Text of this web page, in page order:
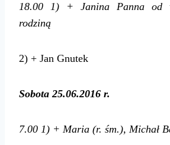
18.00 1) + Janina Panna od
rodziną
2) + Jan Gnutek
Sobota 25.06.2016 r.
7.00 1) + Maria (r. śm.), Michał